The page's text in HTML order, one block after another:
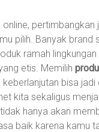
pertimbangkan
pilih. Banyak brand
ramah
etis. Memilih
bisa
kita sekaligus
hanya akan
baik karena kamu